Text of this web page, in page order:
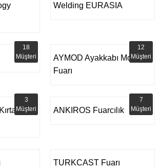
Welding EURASIA
18
Müşteri
AYMOD Ayakkabı Moda
Fuarı
12
Müşteri
3
Müşteri
ANKIROS Fuarcılık
7
Müşteri
TURKCAST Fuarı